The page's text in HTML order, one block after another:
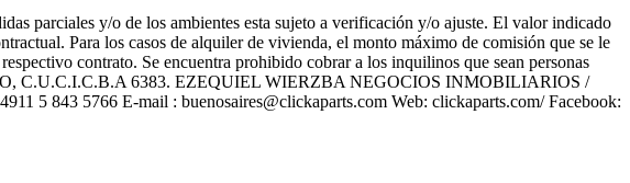
parciales y/o de los ambientes esta sujeto a verificación y/o ajuste. El valor indicado
Para los casos de alquiler de vivienda, el monto máximo de comisión que se le
contrato. Se encuentra prohibido cobrar a los inquilinos que sean personas
C.U.C.I.C.B.A 6383. EZEQUIEL WIERZBA NEGOCIOS INMOBILIARIOS /
5 843 5766 E-mail : buenosaires@clickaparts.com Web: clickaparts.com/ Facebook: